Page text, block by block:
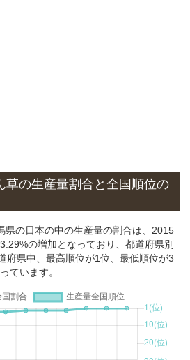
草の生産量割合と全国順位の
県の日本の中の生産量の割合は、2015
の増加となっており、都道府県別
府県中、最高順位が1位、最低順位が3
ています。